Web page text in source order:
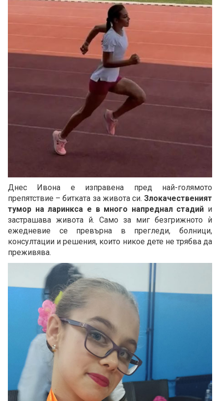
Днес Ивона е изправена пред най-голямото
препятствие – битката за живота си. Злокачественият
тумор на ларинкса е в много напреднал стадий и
застрашава живота й. Само за миг безгрижното ѝ
ежедневие се превърна в прегледи, болници,
консултации и решения, които никое дете не трябва да
преживява.